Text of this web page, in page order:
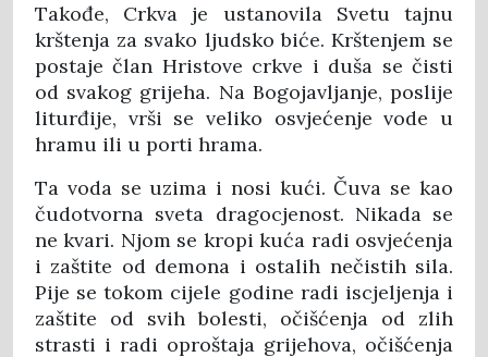
Takođe, Crkva je ustanovila Svetu tajnu
krštenja za svako ljudsko biće. Krštenjem se
postaje član Hristove crkve i duša se čisti
od svakog grijeha. Na Bogojavljanje, poslije
liturđije, vrši se veliko osvjećenje vode u
hramu ili u porti hrama.
Ta voda se uzima i nosi kući. Čuva se kao
čudotvorna sveta dragocjenost. Nikada se
ne kvari. Njom se kropi kuća radi osvjećenja
i zaštite od demona i ostalih nečistih sila.
Pije se tokom cijele godine radi iscjeljenja i
zaštite od svih bolesti, očišćenja od zlih
strasti i radi oproštaja grijehova, očišćenja